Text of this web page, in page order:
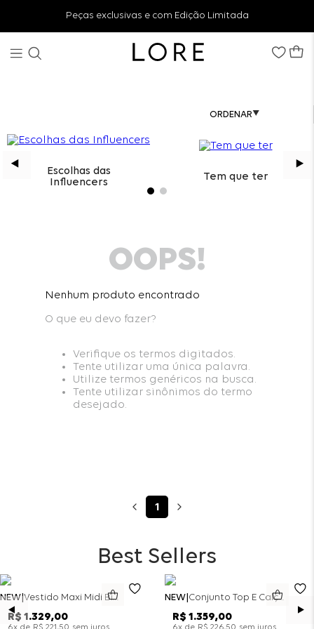
Peças exclusivas e com Edição Limitada
Escolhas das
Influencers
Tem que ter
OOPS!
Nenhum produto encontrado
O que eu devo fazer?
Verifique os termos digitados.
Tente utilizar uma única palavra.
Utilize termos genéricos na busca.
Tente utilizar sinônimos do termo
desejado.
1
Best Sellers
NEW Vestido Maxi Midi Bicolor Alfaitaria Navy - Marinho
R$ 1 .329,00
NEW Conjunto Top E Calça Wide Leg Bicolor Alfaitaria - Off White
R$ 1 .359,00